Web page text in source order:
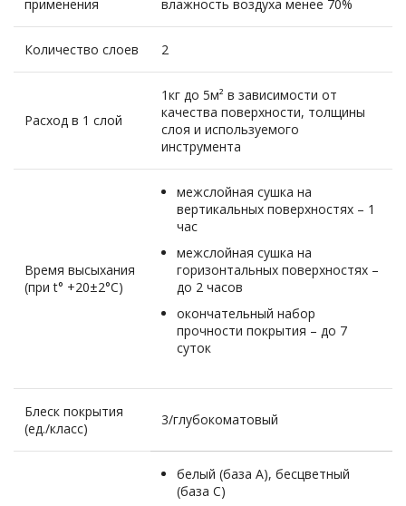
применения влажность воздуха менее 70%
Количество слоев 2
Расход в 1 слой
1кг до 5м² в зависимости от
качества поверхности, толщины
слоя и используемого
инструмента
Время высыхания
(при t° +20±2°C)
межслойная сушка на
вертикальных поверхностях – 1
час
межслойная сушка на
горизонтальных поверхностях –
до 2 часов
окончательный набор
прочности покрытия – до 7
суток
Блеск покрытия
(ед./класс)
3/глубокоматовый
белый (база А), бесцветный
(база С)